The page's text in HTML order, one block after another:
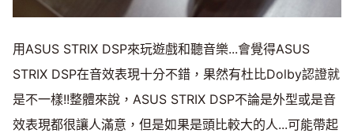
用ASUS STRIX DSP來玩遊戲和聽音樂...會覺得ASUS
STRIX DSP在音效表現十分不錯，果然有杜比Dolby認證就
是不一樣!!整體來說，ASUS STRIX DSP不論是外型或是音
效表現都很讓人滿意，但是如果是頭比較大的人...可能帶起